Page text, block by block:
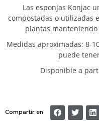
Las esponjas Konjac
compostadas o utilizadas
plantas
Medidas aproximadas: 8-
puede
Disponible a
Compartir en